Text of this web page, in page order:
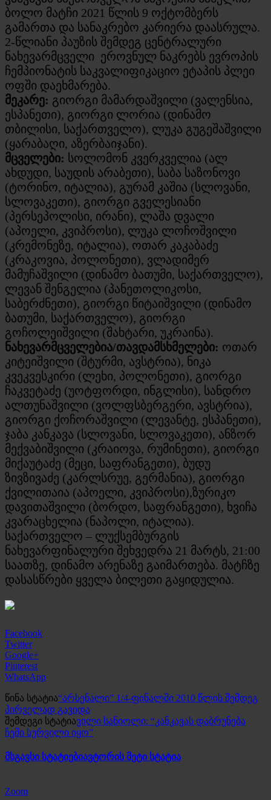
ბოლო მატჩი 2021 წლის 9 ოქტომბერს
გამართა და სანაკრებო კარიერა დაასრულა.
2-წლიანი პაუზის შემდეგ ცენტრალური
ნახევარმცველი ეროვნულ ნაკრებს ევროპის
ჩემპიონატის საკვალიფიკაციო ეტაპის პლეი
ოფში დაეხმარება.
მეკარე: გიორგი მამარდაშვილი (ვალენსია,
ესპანეთი), გიორგი ლორია (დინამო
თბილისი, საქართველო), ლუკა გუგეშაშვილი
(ყარაბაღი, აზერბაიჯანი).
მცველები: სოლომონ კვერკველია (ალ
ახდუდი, საუდის არაბეთი), საბა საზონოვი
(ტორინო, იტალია), გურამ კაშია (სლოვანი,
სლოვაკეთი), გიორგი გველესიანი
(პერსეპოლისი, ირანი), ლაშა დვალი
(აპოელი, კვიპროსი), ლუკა ლოჩოშვილი
(კრემონეზე, იტალია), ოთარ კაკაბაძე
(კრაკოვია, პოლონეთი), ვლადიმერ
მამუჩაშვილი (დინამო ბათუმი, საქართველო),
ლევან შენგელია (პანეთოლიკოსი,
საბერძნეთი), გიორგი წიტაიშვილი (დინამო
ბათუმი, საქართველო), გიორგი
გოჩოლეიშვილი (შახტარი, უკრაინა).
ნახევარმცველებია/თავდამსხმელები: ოთარ
კიტეიშვილი (შტურმი, ავსტრია), ნიკა
კვეკვესკირი (ლეხი, პოლონეთი), გიორგი
ჩაკვეტაძე (უოტფორდი, ინგლისი), სანდრო
ალთუნაშვილი (ვოლფსბერგერი, ავსტრია),
გიორგი ქოჩორაშვილი (ლევანტე, ესპანეთი),
ჯაბა კანკავა (სლოვანი, სლოვაკეთი), ანზორ
მექვაბიშვილი (კრაიოვა, რუმინეთი), გიორგი
მიქაუტაძე (მეცი, საფრანგეთი), ბუდუ
ზივზივაძე (კარლსრუე, გერმანია), გიორგი
ქვილითაია (აპოელი, კვიპროსი),ზურიკო
დავითაშვილი (ბორდო, საფრანგეთი), ხვიჩა
კვარაცხელია (ნაპოლი, იტალია).
საქართველო – ლუქსემბურგის
ნახევარფინალური შეხვედრა 21 მარტს, 21:00
საათზე, დინამო არენაზე გაიმართება. მატჩზე
დასასწრები ყველა ბილეთი გაყიდულია.
Facebook
Twitter
Google+
Pinterest
WhatsApp
წინა სტატია“არსენალი” 1/4-ფინალში 2010 წლის შემდეგ
პირველად გავიდა
შემდეგი სტატიავილი სანიოლი: “კანკავას დაბრუნება
ჩემი სურვილი იყო”
მსგავსი სტატიებიავტორის მეტი სტატია
Zoom